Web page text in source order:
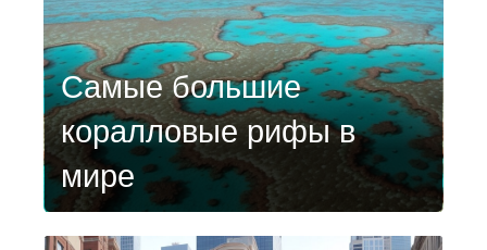
Самые большие
коралловые рифы в
мире